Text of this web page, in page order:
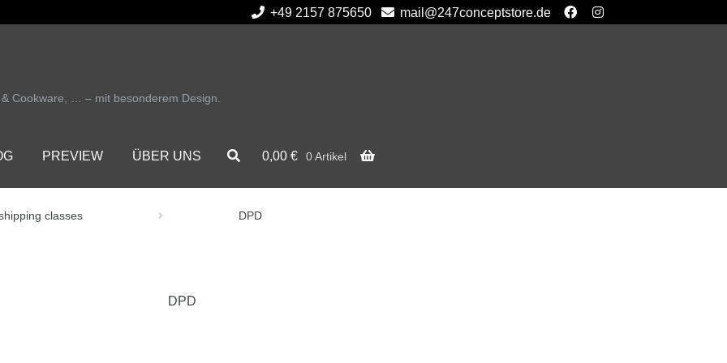
+49 2157 875650 mail@247conceptstore.de
Cookware, … – mit besonderem Design.
PREVIEW ÜBER UNS 0,00€ 0 Artikel
classes DPD
DPD